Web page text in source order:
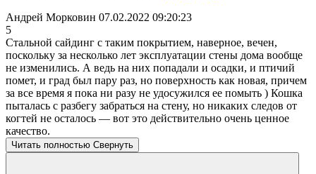
Андрей Морковин 07.02.2022 09:20:23
5
Стальной сайдинг с таким покрытием, наверное, вечен,
поскольку за несколько лет эксплуатации стены дома вообще
не изменились. А ведь на них попадали и осадки, и птичий
помет, и град был пару раз, но поверхность как новая, причем
за все время я пока ни разу не удосужился ее помыть ) Кошка
пыталась с разбегу забраться на стену, но никаких следов от
когтей не осталось — вот это действительно очень ценное
качество.
Читать полностью Свернуть